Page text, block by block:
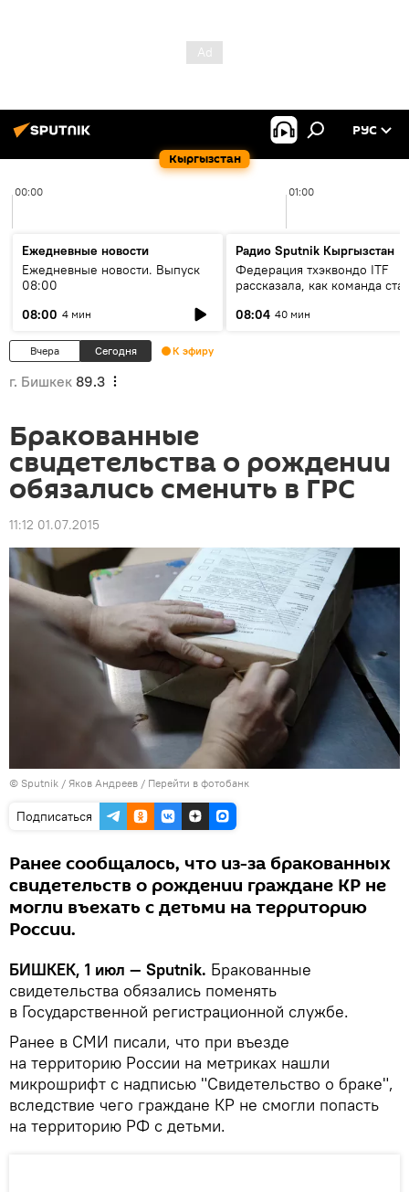
Кыргызстан
РУС
00:00 01:00
Ежедневные новости
Ежедневные новости. Выпуск
08:00
08:00 4 мин
Радио Sputnik Кыргызстан
Федерация тхэквондо ITF
рассказала, как команда
08:04 40 мин
Вчера Сегодня К эфиру
г. Бишкек 89.3
Бракованные
свидетельства о рождении
обязались сменить в ГРС
11:12 01.07.2015
© Sputnik / Яков Андреев / Перейти в фотобанк
Подписаться
Ранее сообщалось, что из-за бракованных
свидетельств о рождении граждане КР не
могли въехать с детьми на территорию
России.
БИШКЕК, 1 июл — Sputnik. Бракованные
свидетельства обязались поменять
в Государственной регистрационной службе.
Ранее в СМИ писали, что при въезде
на территорию России на метриках нашли
микрошрифт с надписью "Свидетельство о браке",
вследствие чего граждане КР не смогли попасть
на территорию РФ с детьми.